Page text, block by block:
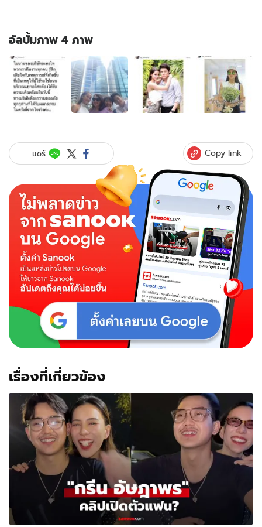
อัลบั้มภาพ 4 ภาพ
อัลบั้ม
ภาพ
ภาพ
ของ
รัตน์
ขอโทษ
ละคร
กลาง
แยก
อโศก-
ตร.สั่ง
สอบ
แชร์ Copy link
เรื่องที่เกี่ยวข้อง